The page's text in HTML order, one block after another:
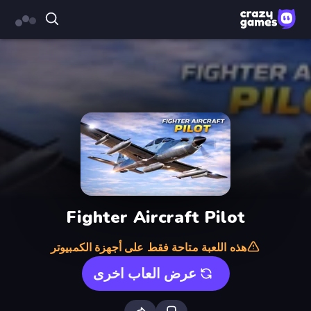
Fighter Aircraft Pilot
هذه اللعبة متاحة فقط على أجهزة الكمبيوتر
عرض العاب اخرى